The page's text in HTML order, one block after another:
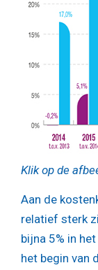
Klik op de
Aan de
relatief sterk
bijna 5% in
het begin van